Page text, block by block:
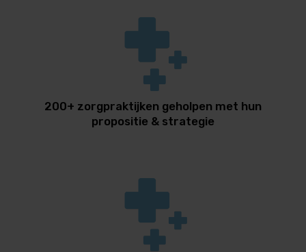
200+ zorgpraktijken geholpen met hun
propositie & strategie